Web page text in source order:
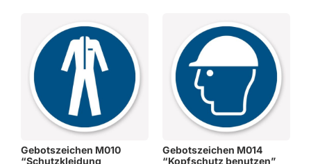
Gebotszeichen M010
“Schutzkleidung
Gebotszeichen M014
“Kopfschutz benutzen”